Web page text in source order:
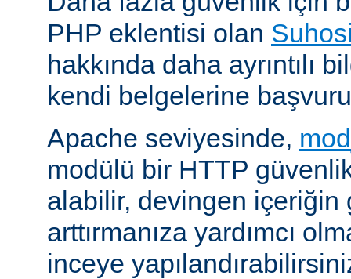
PHP eklentisi olan
hakkında daha ayrıntılı
kendi belgelerine
Apache seviyesinde,
modülü bir HTTP
alabilir, devingen içeriğin
arttırmanıza yardımcı
inceye